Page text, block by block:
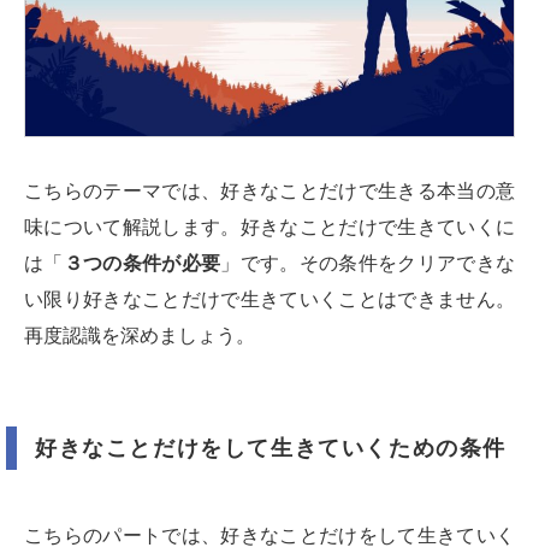
こちらのテーマでは、好きなことだけで生きる本当の意
味について解説します。好きなことだけで生きていくに
は「
３つの条件が必要 」です。その条件をクリアできな
い限り好きなことだけで生きていくことはできません。
再度認識を深めましょう。
好きなことだけをして生きていくための条件
こちらのパートでは、好きなことだけをして生きていく